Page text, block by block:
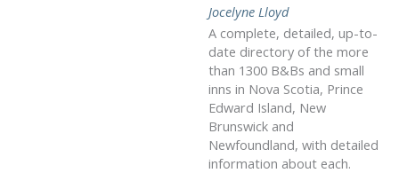
Jocelyne Lloyd
A complete, detailed, up-to-
date directory of the more
than 1300 B&Bs and small
inns in Nova Scotia, Prince
Edward Island, New
Brunswick and
Newfoundland, with detailed
information about each.